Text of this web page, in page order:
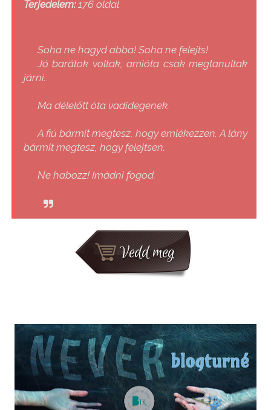
Terjedelem:176 oldal
Soha ne hagyd abba! Soha ne felejts!
Jó barátok voltak, amióta csak megtanultak
járni.
Ma délelőtt óta vadidegenek.
A fiú bármit megtesz, hogy emlékezzen. A lány
bármit megtesz, hogy felejtsen.
Ne habozz! Imádni fogod.